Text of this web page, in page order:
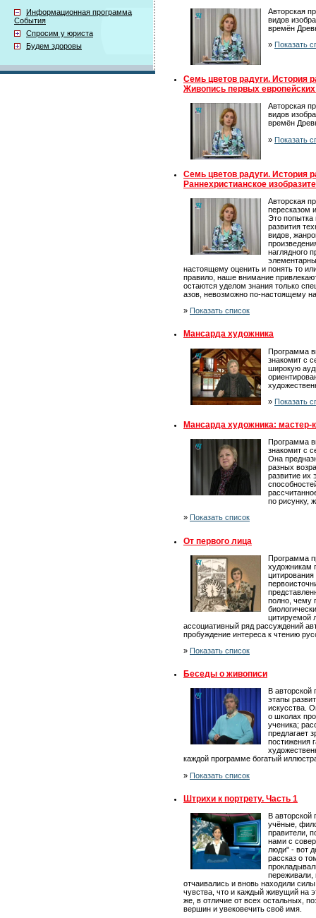
Информационная программа
События
Спросим у юриста
Будем здоровы
Авторская
видов
времён
» Показать
Семь цветов радуги. История
Живопись первых
Авторская
видов
времён
» Показать
Семь цветов радуги. История
Раннехристианское
Авторская
пересказом
Это попытка
развития
видов,
наглядного
настоящему оценить и понять то
правило, наше внимание
остаются уделом знания только
азов, невозможно по-настоящему
» Показать список
Мансарда художника
Программа
знакомит с
широкую
» Показать
Мансарда художника: мастер-
Программа
знакомит с
Она
разных
развитие их
по рисунку,
» Показать список
От первого лица
Программа
художникам
полно, чему
цитируемой
ассоциативный ряд рассуждений
пробуждение интереса к чтению
» Показать список
Беседы о живописи
В
этапы
искусства.
о школах
ученика;
предлагает
постижения
каждой программе богатый
» Показать список
Штрихи к портрету. Часть 1
В авторской
учёные,
правители,
нами с
люди" - вот
рассказ о
переживали,
отчаивались и вновь находили
чувства, что и каждый живущий на
же, в отличие от всех остальных,
вершин и увековечить своё имя.